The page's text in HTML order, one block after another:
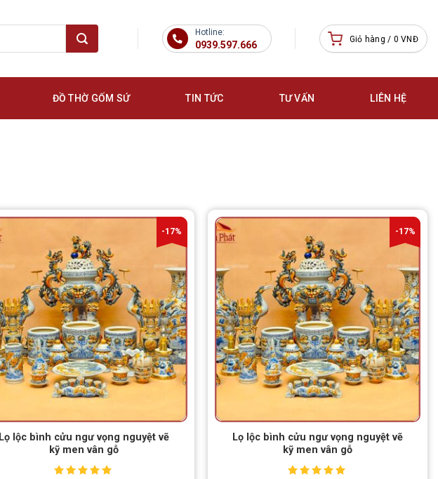
Hotline:
0939.597.666 Giỏ hàng / 0VNĐ
ĐỒ THỜ GỐM SỨ TIN TỨC TƯ VẤN LIÊN HỆ
-17%
Lọ lộc bình cửu ngư vọng nguyệt vẽ
kỹ men vân gỗ
-17%
Lọ lộc bình cửu ngư vọng nguyệt vẽ
kỹ men vân gỗ